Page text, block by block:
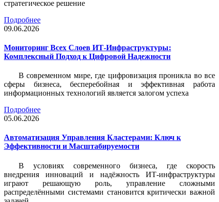
стратегическое решение
Подробнее
09.06.2026
Мониторинг Всех Слоев ИТ-Инфраструктуры:
Комплексный Подход к Цифровой Надежности
В современном мире, где цифровизация проникла во все
сферы бизнеса, бесперебойная и эффективная работа
информационных технологий является залогом успеха
Подробнее
05.06.2026
Автоматизация Управления Кластерами: Ключ к
Эффективности и Масштабируемости
В условиях современного бизнеса, где скорость
внедрения инноваций и надёжность ИТ-инфраструктуры
играют решающую роль, управление сложными
распределёнными системами становится критически важной